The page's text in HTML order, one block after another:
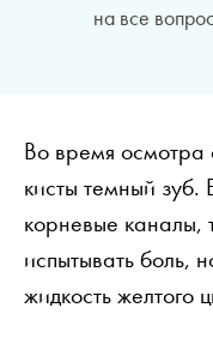
на все
Во время осмотра
кисты темный зуб.
корневые каналы,
испытывать боль,
жидкость желтого